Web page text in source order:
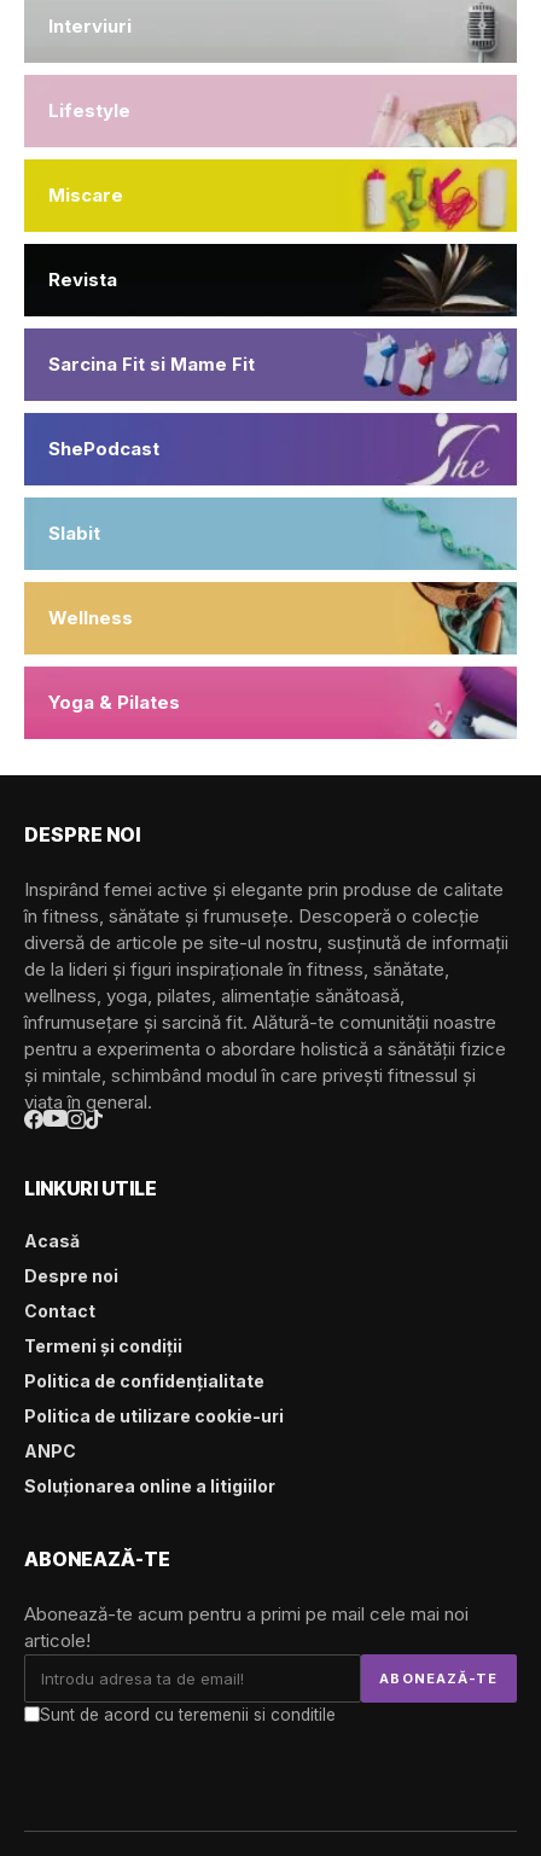
Interviuri
Lifestyle
Miscare
Revista
Sarcina Fit si Mame Fit
ShePodcast
Slabit
Wellness
Yoga & Pilates
DESPRE NOI
Inspirând femei active și elegante prin produse de calitate
în fitness, sănătate și frumusețe. Descoperă o colecție
diversă de articole pe site-ul nostru, susținută de informații
de la lideri și figuri inspiraționale în fitness, sănătate,
wellness, yoga, pilates, alimentație sănătoasă,
înfrumusețare și sarcină fit. Alătură-te comunității noastre
pentru a experimenta o abordare holistică a sănătății fizice
și mintale, schimbând modul în care privești fitnessul și
viața în general.
LINKURI UTILE
Acasă
Despre noi
Contact
Termeni și condiții
Politica de confidențialitate
Politica de utilizare cookie-uri
ANPC
Soluționarea online a litigiilor
ABONEAZĂ-TE
Abonează-te acum pentru a primi pe mail cele mai noi
articole!
Sunt de acord cu teremenii si conditile